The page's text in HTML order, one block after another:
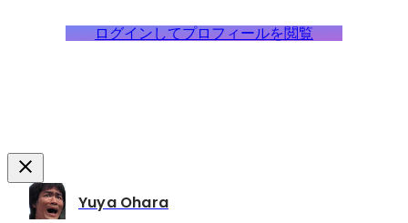
ログインしてプロフィールを閲覧
Yuya Ohara